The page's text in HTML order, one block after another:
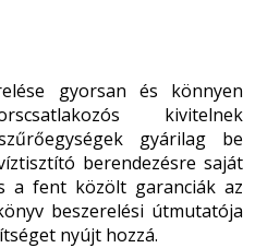
gyorsan és könnyen
kivitelnek
gyárilag be
berendezésre saját
a fent közölt garanciák az
beszerelési útmutatója
nyújt hozzá.